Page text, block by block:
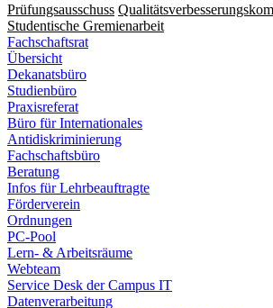
Prüfungsausschuss
Studentische Gremienarbeit
Fachschaftsrat
Übersicht
Dekanatsbüro
Studienbüro
Praxisreferat
Büro für Internationales
Antidiskriminierung
Fachschaftsbüro
Beratung
Infos für Lehrbeauftragte
Förderverein
Ordnungen
PC-Pool
Lern- & Arbeitsräume
Webteam
Service Desk der Campus IT
Datenverarbeitung